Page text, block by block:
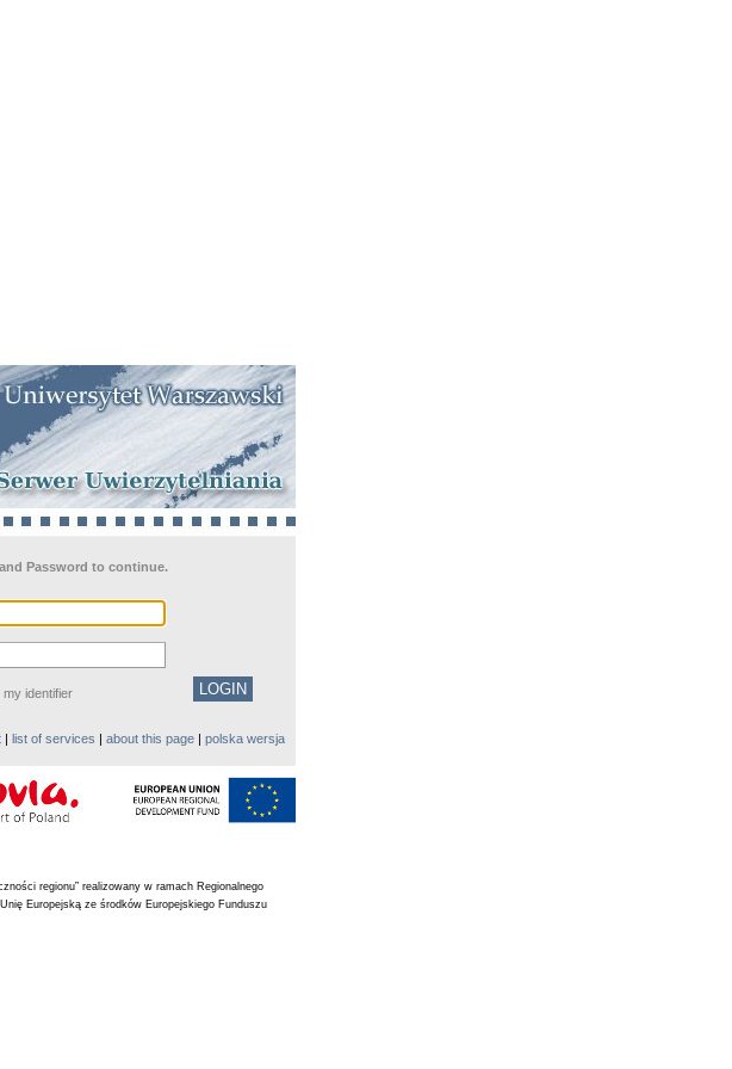
Password to continue.
my identifier
| list of services | about this page| polska wersja
regionu” realizowany w ramach Regionalnego
Europejską ze środków Europejskiego Funduszu